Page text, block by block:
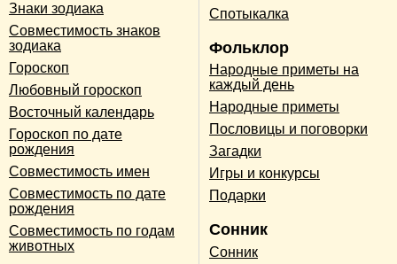
Знаки зодиака
Совместимость знаков
зодиака
Гороскоп
Любовный гороскоп
Восточный календарь
Гороскоп по дате
рождения
Совместимость имен
Совместимость по дате
рождения
Совместимость по годам
животных
Спотыкалка
Фольклор
Народные приметы на
каждый день
Народные приметы
Пословицы и поговорки
Загадки
Игры и конкурсы
Подарки
Сонник
Сонник